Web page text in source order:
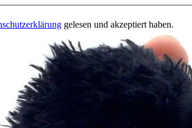
gelesen und akzeptiert haben.